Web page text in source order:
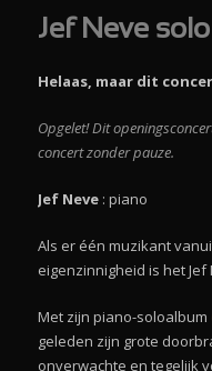
Jef Neve
Helaas, maar dit
Opgelet! Dit
concert zonder pauze.
Jef Neve : piano
Als er één muzikant
eigenzinnigheid is het Jef
Met zijn piano-soloalbum
geleden zijn grote
onverwachte en tegelijk